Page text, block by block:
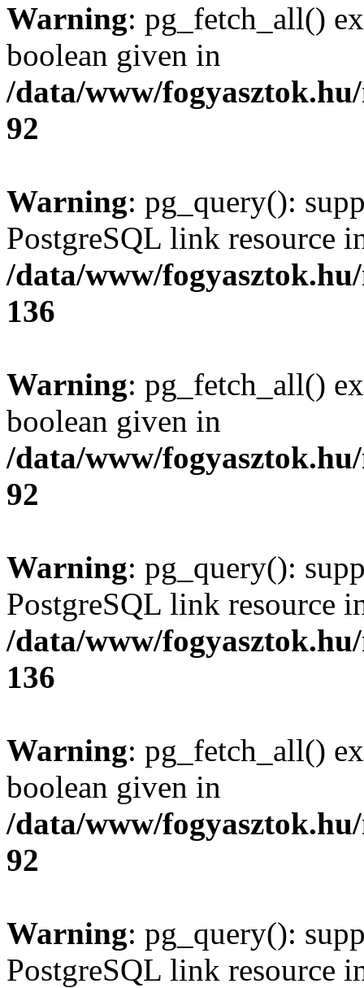
Warning: pg_fetch_all()
boolean given in
/data/www/
92
Warning: pg_query():
PostgreSQL link resource
/data/www/
136
Warning: pg_fetch_all()
boolean given in
/data/www/
92
Warning: pg_query():
PostgreSQL link resource
/data/www/
136
Warning: pg_fetch_all()
boolean given in
/data/www/
92
Warning: pg_query():
PostgreSQL link resource